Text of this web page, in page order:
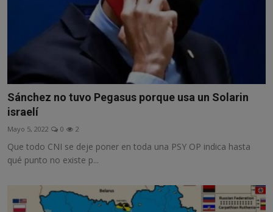
Sánchez no tuvo Pegasus porque usa un Solarin
israelí
Mayo 5, 2022 0 2
Que todo CNI se deje poner en toda una PSY OP indica hasta
qué punto no existe p...